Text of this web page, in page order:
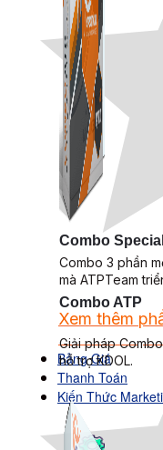
Combo Special
Combo 3 phần
mà ATPTeam
Xem thêm
Xem thêm
Bảng Giá
Thanh Toán
Kiến Thức
Combo ATP
Giải pháp
hỗ trợ KDOL.